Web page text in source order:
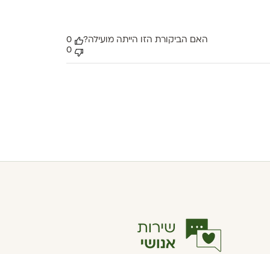
האם הביקורת הזו הייתה מועילה?
0
0